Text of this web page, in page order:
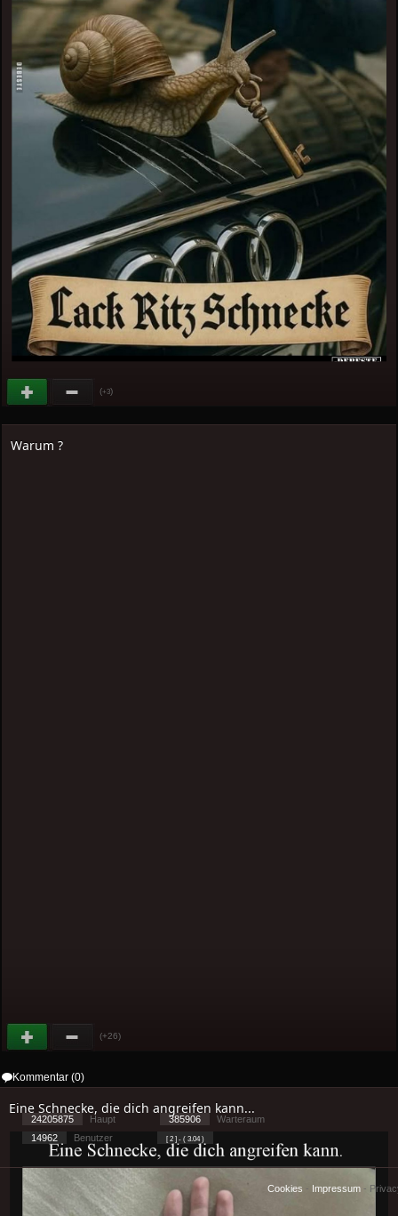
(+3)
Warum ?
(+26)
Kommentar (0)
Eine Schnecke, die dich angreifen kann...
24205875 Haupt 385906
Warteraum
14962
Benutzer [ 2 ] - ( 3.04 )
Cookies - Impressum -